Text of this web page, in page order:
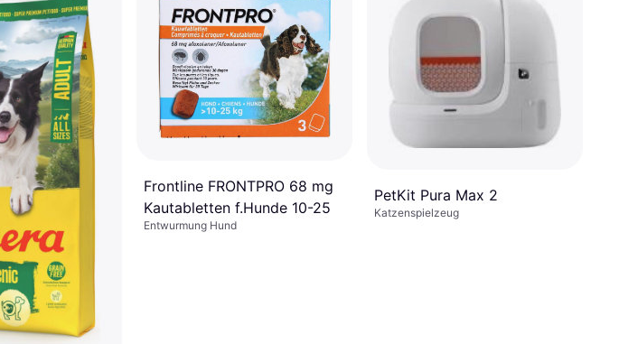
Frontline FRONTPRO 68 mg
Kautabletten f.Hunde 10-25
Entwurmung Hund
PetKit Pura Max 2
Katzenspielzeug